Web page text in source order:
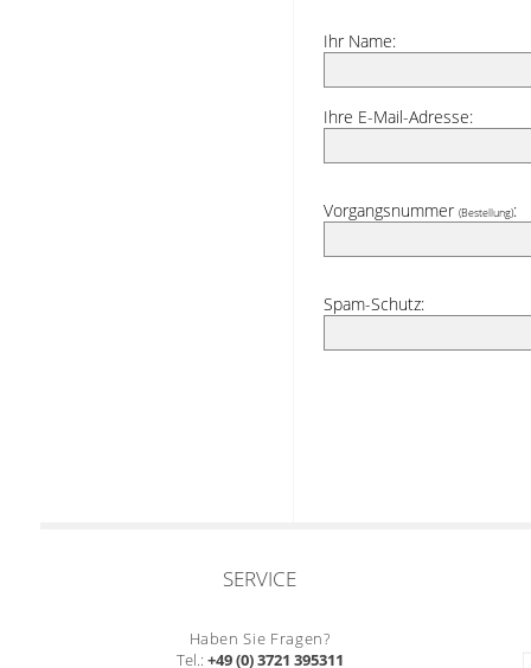
Ihr Name:
Ihre E-Mail-Adresse:
Vorgangsnummer(Bestellung):
Spam-Schutz:
SERVICE
Haben Sie Fragen?
Tel.: +49 (0) 3721 395311